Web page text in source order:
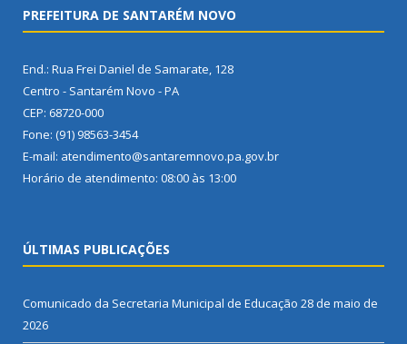
PREFEITURA DE SANTARÉM NOVO
End.: Rua Frei Daniel de Samarate, 128
Centro - Santarém Novo - PA
CEP: 68720-000
Fone: (91) 98563-3454
E-mail: atendimento@santaremnovo.pa.gov.br
Horário de atendimento: 08:00 às 13:00
ÚLTIMAS PUBLICAÇÕES
Comunicado da Secretaria Municipal de Educação 28 de maio de
2026